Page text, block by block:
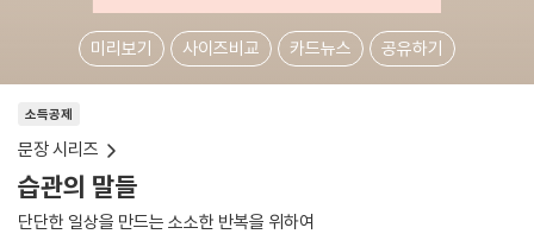
미리보기 사이즈비교 카드뉴스 공유하기
소득공제
문장 시리즈
습관의 말들
단단한 일상을 만드는 소소한 반복을 위하여